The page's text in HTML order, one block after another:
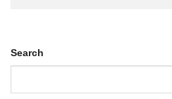
Search